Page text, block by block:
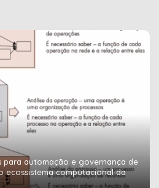
para automação e governança de
ecossistema computacional da